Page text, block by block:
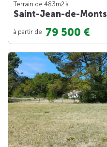
Terrain de 483m2 à
Saint-Jean-de-Monts
à partir de 79 500 €